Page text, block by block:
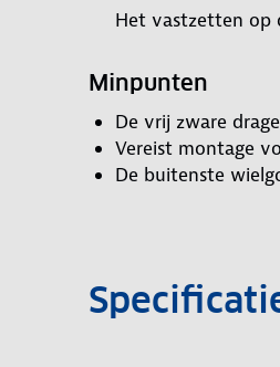
Het vastzetten op
Minpunten
De vrij zware
Vereist montage
De buitenste